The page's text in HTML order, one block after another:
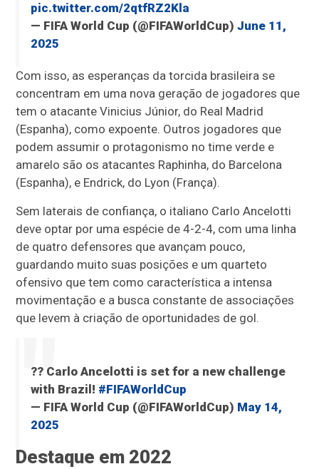
pic.twitter.com/2qtfRZ2Kla
— FIFA World Cup (@FIFAWorldCup) June 11,
2025
Com isso, as esperanças da torcida brasileira se
concentram em uma nova geração de jogadores que
tem o atacante Vinicius Júnior, do Real Madrid
(Espanha), como expoente. Outros jogadores que
podem assumir o protagonismo no time verde e
amarelo são os atacantes Raphinha, do Barcelona
(Espanha), e Endrick, do Lyon (França).
Sem laterais de confiança, o italiano Carlo Ancelotti
deve optar por uma espécie de 4-2-4, com uma linha
de quatro defensores que avançam pouco,
guardando muito suas posições e um quarteto
ofensivo que tem como característica a intensa
movimentação e a busca constante de associações
que levem à criação de oportunidades de gol.
?? Carlo Ancelotti is set for a new challenge
with Brazil! #FIFAWorldCup
— FIFA World Cup (@FIFAWorldCup) May 14,
2025
Destaque em 2022